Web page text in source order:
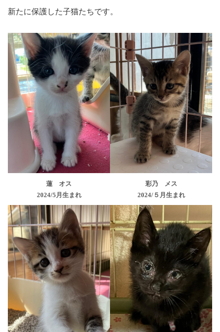
新たに保護した子猫たちです。
蓮 オス
2024/5 月生まれ
彩乃 メス
2024/５月生まれ